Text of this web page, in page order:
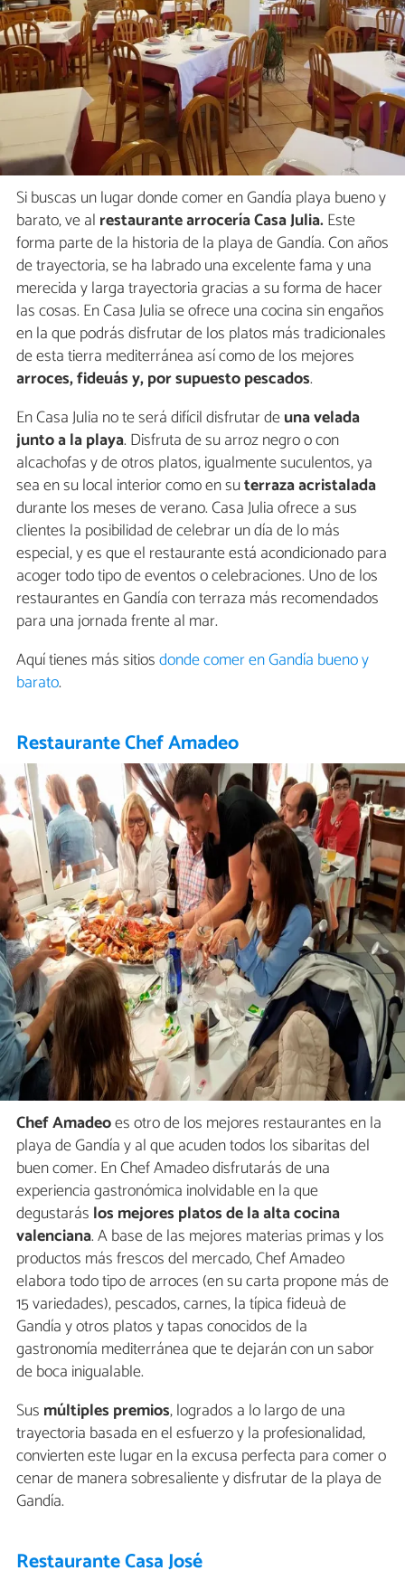
Si buscas un lugar donde comer en Gandía playa bueno y
barato, ve al restaurante arrocería Casa Julia.Este
forma parte de la historia de la playa de Gandía. Con años
de trayectoria, se ha labrado una excelente fama y una
merecida y larga trayectoria gracias a su forma de hacer
las cosas. En Casa Julia se ofrece una cocina sin engaños
en la que podrás disfrutar de los platos más tradicionales
de esta tierra mediterránea así como de los mejores
arroces, fideuás y, por supuesto pescados.
En Casa Julia no te será difícil disfrutar deuna velada
junto a la playa. Disfruta de su arroz negro o con
alcachofas y de otros platos, igualmente suculentos, ya
sea en su local interior como en suterraza acristalada
durante los meses de verano. Casa Julia ofrece a sus
clientes la posibilidad de celebrar un día de lo más
especial, y es que el restaurante está acondicionado para
acoger todo tipo de eventos o celebraciones. Uno de los
restaurantes en Gandía con terraza más recomendados
para una jornada frente al mar.
Aquí tienes más sitiosdonde comer en Gandía bueno y
barato.
Restaurante Chef Amadeo
Chef Amadeoes otro de los mejores restaurantes en la
playa de Gandía y al que acuden todos los sibaritas del
buen comer. En Chef Amadeo disfrutarás de una
experiencia gastronómica inolvidable en la que
degustarás los mejores platos de la alta cocina
valenciana. A base de las mejores materias primas y los
productos más frescos del mercado, Chef Amadeo
elabora todo tipo de arroces (en su carta propone más de
15 variedades), pescados, carnes, la típica fideuà de
Gandía y otros platos y tapas conocidos de la
gastronomía mediterránea que te dejarán con un sabor
de boca inigualable.
Sus múltiples premios, logrados a lo largo de una
trayectoria basada en el esfuerzo y la profesionalidad,
convierten este lugar en la excusa perfecta para comer o
cenar de manera sobresaliente y disfrutar de la playa de
Gandía.
Restaurante Casa José